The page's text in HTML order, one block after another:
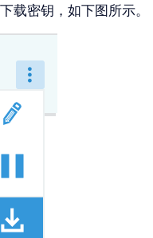
下载密钥 ，如下图所示。